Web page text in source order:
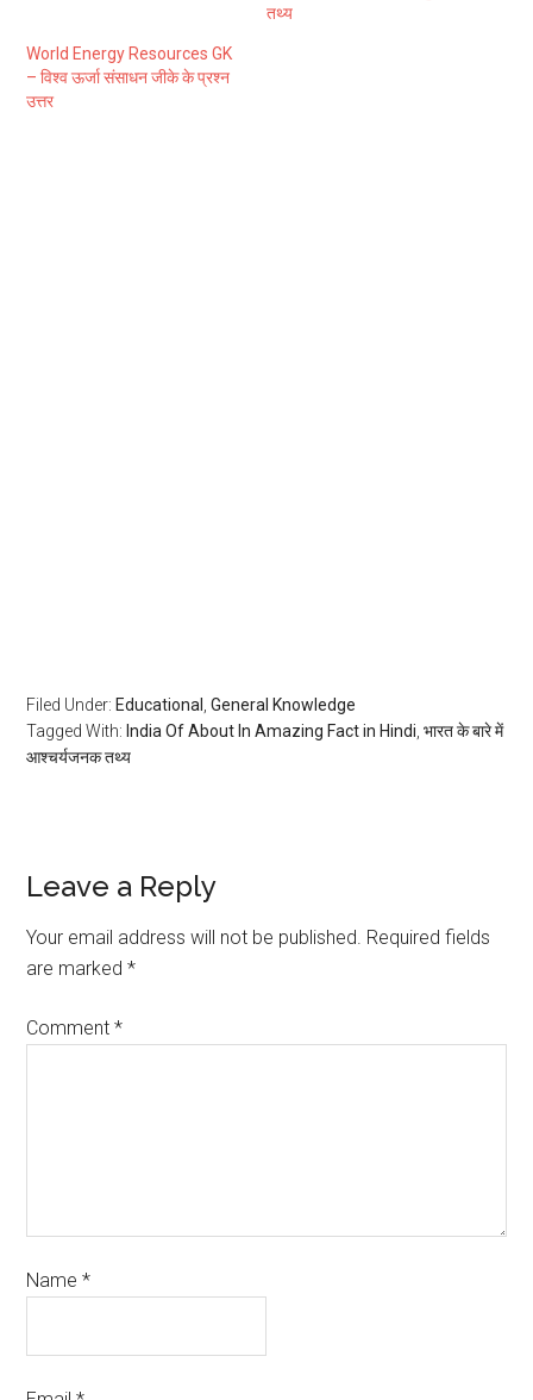
तथ्य
World Energy Resources GK
– विश्व ऊर्जा संसाधन जीके के प्रश्न
उत्तर
Filed Under: Educational ,General Knowledge
Tagged With: India Of About In Amazing Fact in Hindi ,भारत के बारे में
आश्चर्यजनक तथ्य
Leave a Reply
Your email address will not be published. Required fields
are marked*
Comment*
Name*